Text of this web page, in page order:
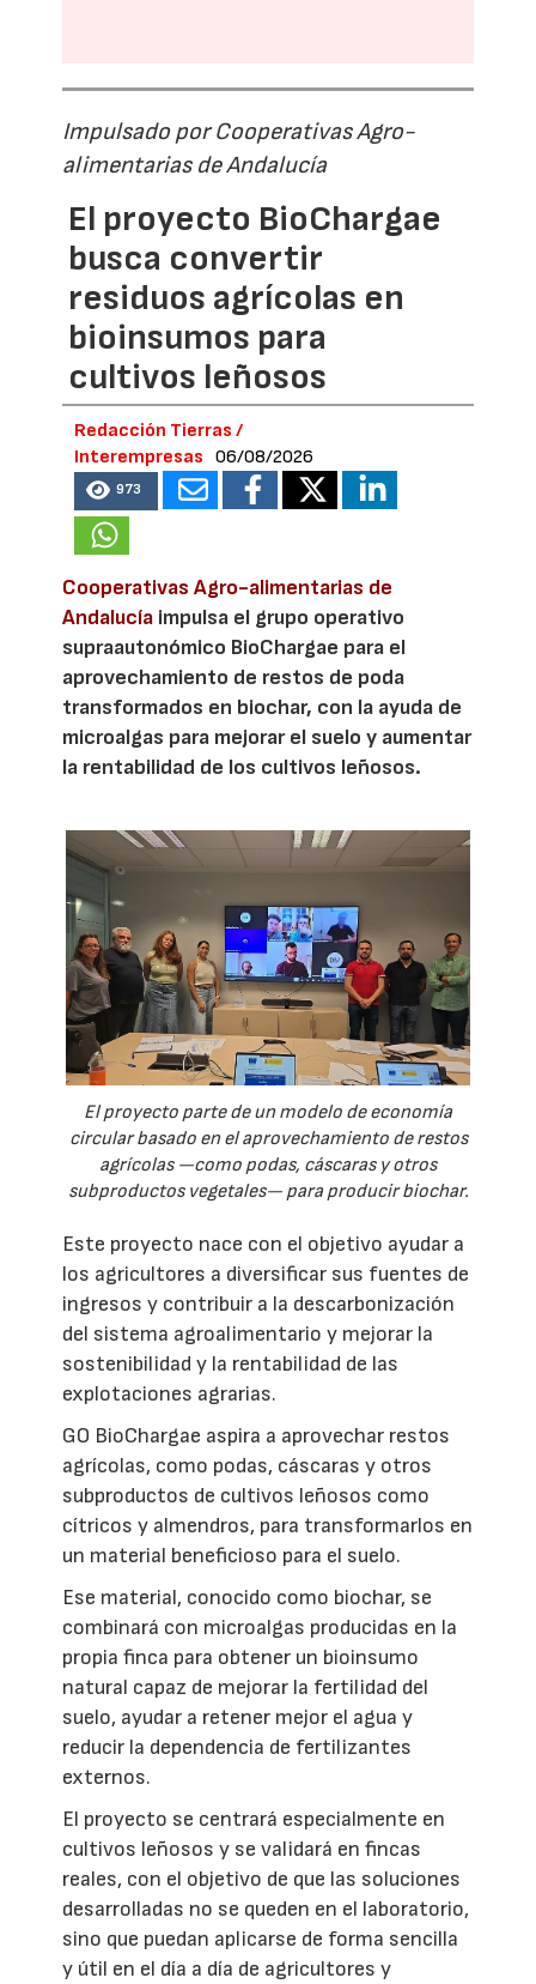
Impulsado por Cooperativas Agro-
alimentarias de Andalucía
El proyecto BioChargae
busca convertir
residuos agrícolas en
bioinsumos para
cultivos leñosos
Redacción Tierras /
Interempresas
06/08/2026
973
Cooperativas Agro-alimentarias de
Andalucía impulsa el grupo operativo
supraautonómico BioChargae para el
aprovechamiento de restos de poda
transformados en biochar, con la ayuda de
microalgas para mejorar el suelo y aumentar
la rentabilidad de los cultivos leñosos.
El proyecto parte de un modelo de economía
circular basado en el aprovechamiento de restos
agrícolas —como podas, cáscaras y otros
subproductos vegetales— para producir biochar.
Este proyecto nace con el objetivo ayudar a
los agricultores a diversificar sus fuentes de
ingresos y contribuir a la descarbonización
del sistema agroalimentario y mejorar la
sostenibilidad y la rentabilidad de las
explotaciones agrarias.
GO BioChargae aspira a aprovechar restos
agrícolas, como podas, cáscaras y otros
subproductos de cultivos leñosos como
cítricos y almendros, para transformarlos en
un material beneficioso para el suelo.
Ese material, conocido como biochar, se
combinará con microalgas producidas en la
propia finca para obtener un bioinsumo
natural capaz de mejorar la fertilidad del
suelo, ayudar a retener mejor el agua y
reducir la dependencia de fertilizantes
externos.
El proyecto se centrará especialmente en
cultivos leñosos y se validará en fincas
reales, con el objetivo de que las soluciones
desarrolladas no se queden en el laboratorio,
sino que puedan aplicarse de forma sencilla
y útil en el día a día de agricultores y